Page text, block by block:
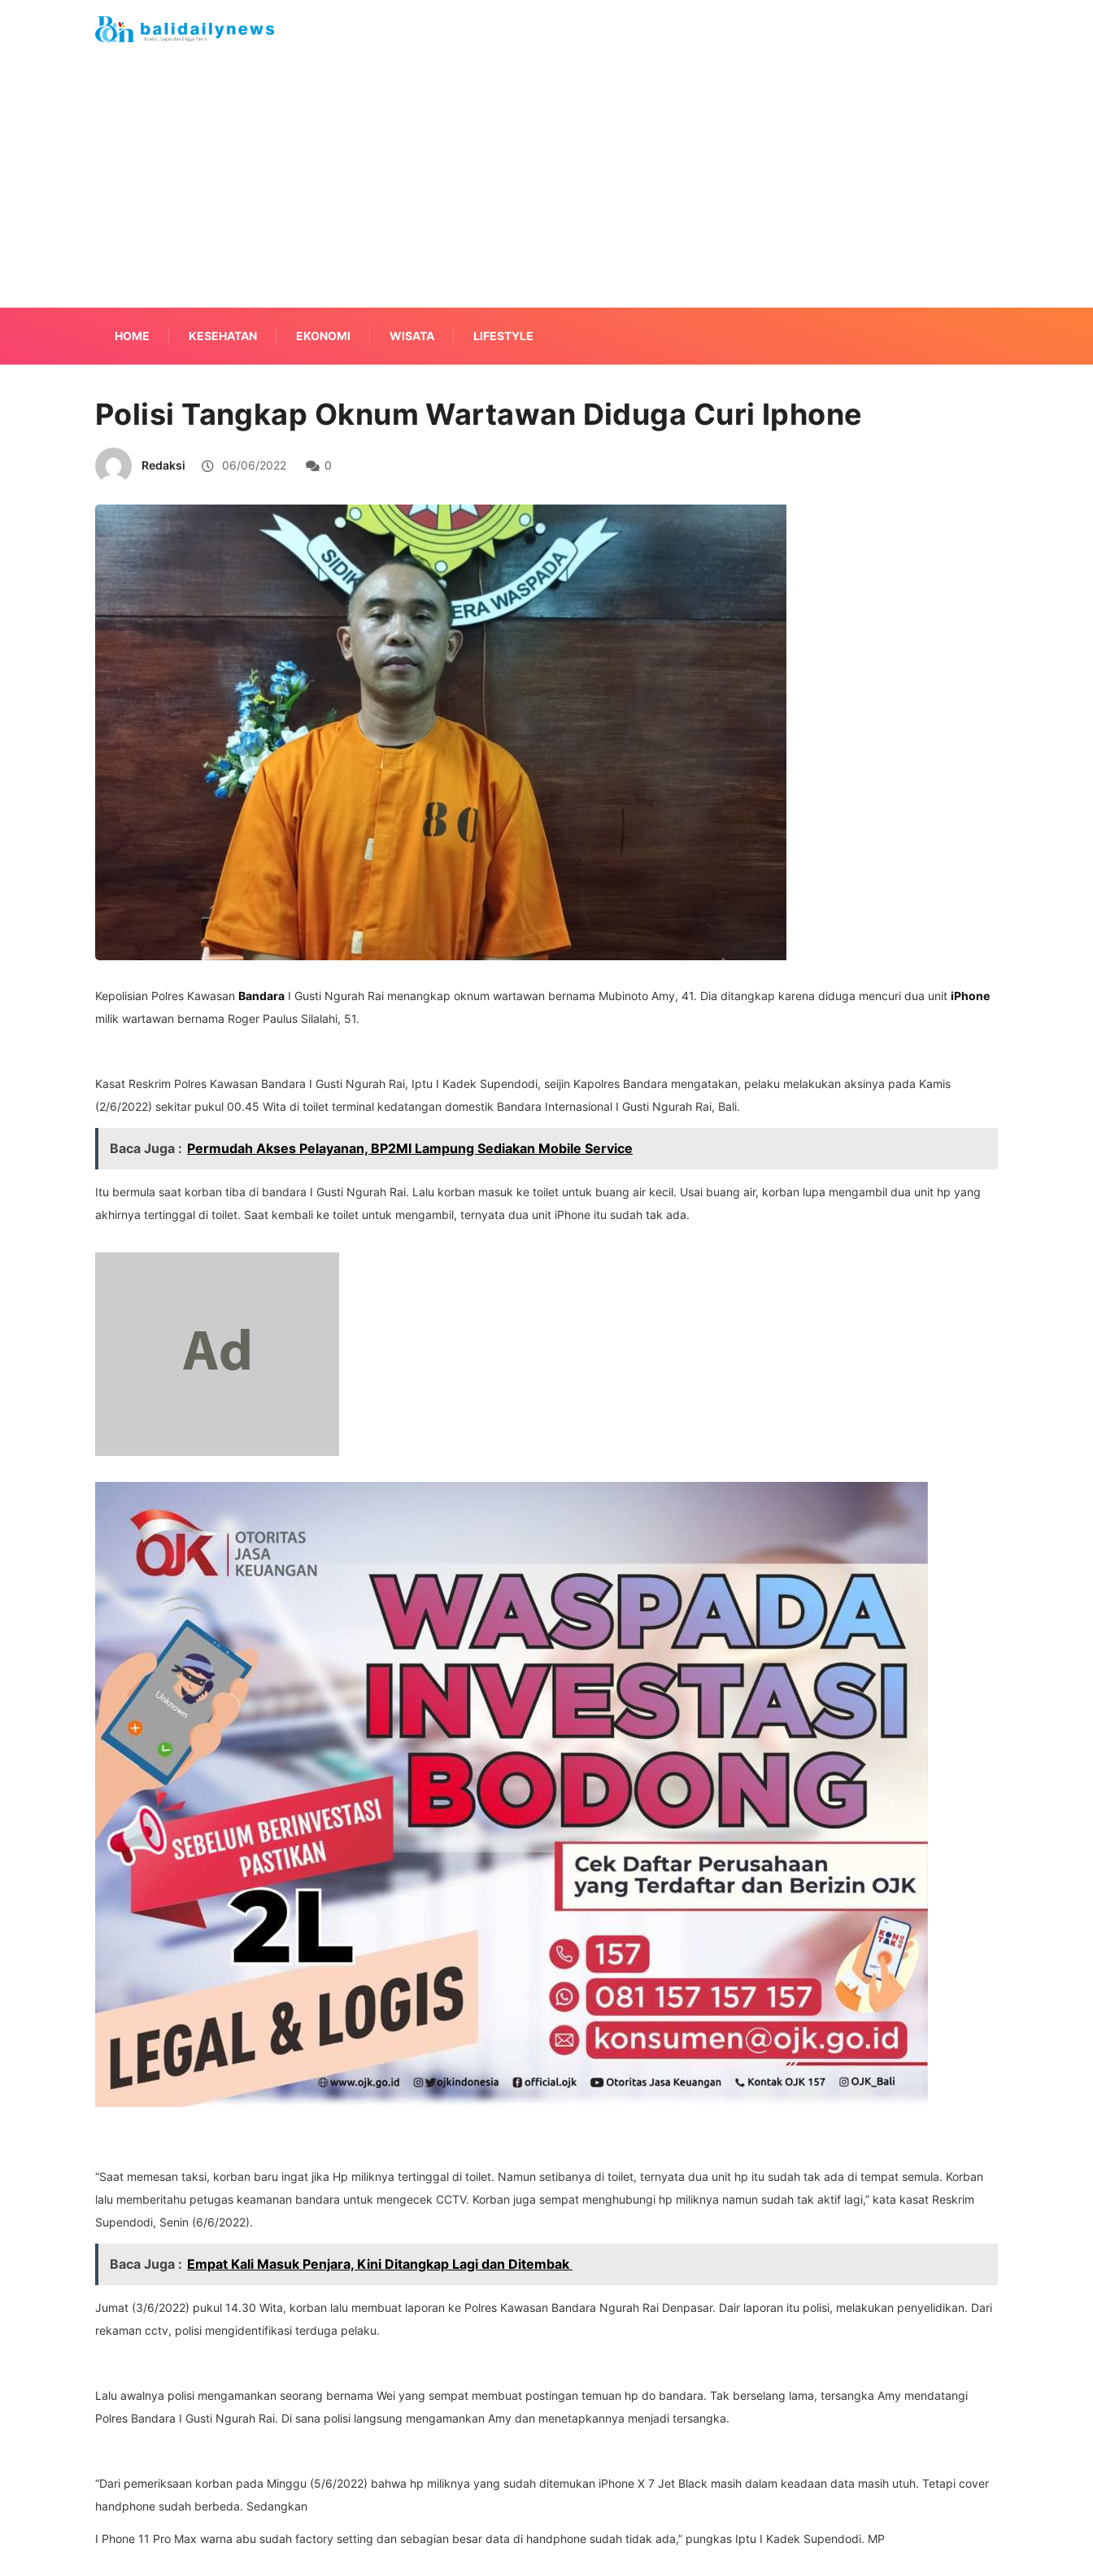
HOME KESEHATAN EKONOMI WISATA LIFESTYLE
Polisi Tangkap Oknum Wartawan Diduga Curi Iphone
Redaksi 06/06/2022 0
Kepolisian Polres Kawasan Bandara I Gusti Ngurah Rai menangkap oknum wartawan bernama Mubinoto Amy, 41. Dia ditangkap karena diduga mencuri dua unit iPhone
milik wartawan bernama Roger Paulus Silalahi, 51.
Kasat Reskrim Polres Kawasan Bandara I Gusti Ngurah Rai, Iptu I Kadek Supendodi, seijin Kapolres Bandara mengatakan, pelaku melakukan aksinya pada Kamis
(2/6/2022) sekitar pukul 00.45 Wita di toilet terminal kedatangan domestik Bandara Internasional I Gusti Ngurah Rai, Bali.
Baca Juga : Permudah Akses Pelayanan, BP2MI Lampung Sediakan Mobile Service
Itu bermula saat korban tiba di bandara I Gusti Ngurah Rai. Lalu korban masuk ke toilet untuk buang air kecil. Usai buang air, korban lupa mengambil dua unit hp yang
akhirnya tertinggal di toilet. Saat kembali ke toilet untuk mengambil, ternyata dua unit iPhone itu sudah tak ada.
“Saat memesan taksi, korban baru ingat jika Hp miliknya tertinggal di toilet. Namun setibanya di toilet, ternyata dua unit hp itu sudah tak ada di tempat semula. Korban
lalu memberitahu petugas keamanan bandara untuk mengecek CCTV. Korban juga sempat menghubungi hp miliknya namun sudah tak aktif lagi,” kata kasat Reskrim
Supendodi, Senin (6/6/2022).
Baca Juga : Empat Kali Masuk Penjara, Kini Ditangkap Lagi dan Ditembak
Jumat (3/6/2022) pukul 14.30 Wita, korban lalu membuat laporan ke Polres Kawasan Bandara Ngurah Rai Denpasar. Dair laporan itu polisi, melakukan penyelidikan. Dari
rekaman cctv, polisi mengidentifikasi terduga pelaku.
Lalu awalnya polisi mengamankan seorang bernama Wei yang sempat membuat postingan temuan hp do bandara. Tak berselang lama, tersangka Amy mendatangi
Polres Bandara I Gusti Ngurah Rai. Di sana polisi langsung mengamankan Amy dan menetapkannya menjadi tersangka.
“Dari pemeriksaan korban pada Minggu (5/6/2022) bahwa hp miliknya yang sudah ditemukan iPhone X 7 Jet Black masih dalam keadaan data masih utuh. Tetapi cover
handphone sudah berbeda. Sedangkan
I Phone 11 Pro Max warna abu sudah factory setting dan sebagian besar data di handphone sudah tidak ada,” pungkas Iptu I Kadek Supendodi. MP